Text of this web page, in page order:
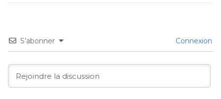
S’abonner Connexion